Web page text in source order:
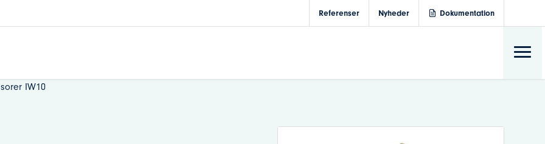
Referenser Nyheder Dokumentation
IW10